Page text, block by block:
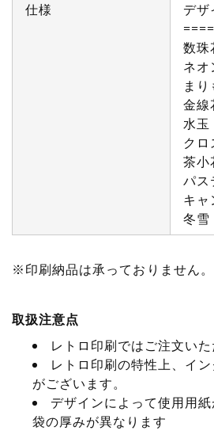
仕様
デ
数珠
ネ
ま
金線
水玉
ク
茶小
パス
キ
冬
※印刷納品は承っておりません。
取扱注意点
レトロ印刷ではご注文いた
レトロ印刷の特性上、イ
がございます。
デザインによって使用用
袋の厚みが異なります